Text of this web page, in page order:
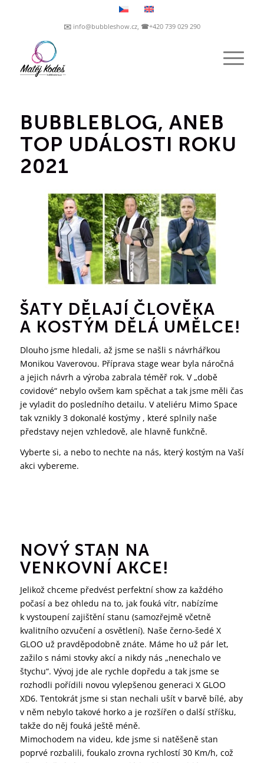
✉️ info@bubbleshow.cz, ☎+420 739 029 290
BUBBLEBLOG, ANEB
TOP UDÁLOSTI ROKU
2021
ŠATY DĚLAJÍ ČLOVĚKA
A KOSTÝM DĚLÁ UMĚLCE!
Dlouho jsme hledali, až jsme se našli s návrhářkou
Monikou Vaverovou. Příprava stage wear byla náročná
a jejich návrh a výroba zabrala téměř rok. V „době
covidové“ nebylo ovšem kam spěchat a tak jsme měli čas
je vyladit do posledního detailu. V ateliéru Mimo Space
tak vznikly 3 dokonalé kostýmy , které splnily naše
představy nejen vzhledově, ale hlavně funkčně.
Vyberte si, a nebo to nechte na nás, který kostým na Vaší
akci vybereme.
NOVÝ STAN NA
VENKOVNÍ AKCE!
Jelikož chceme předvést perfektní show za každého
počasí a bez ohledu na to, jak fouká vítr, nabízíme
k vystoupení zajištění stanu (samozřejmě včetně
kvalitního ozvučení a osvětlení). Naše černo-šedé X
GLOO už pravděpodobně znáte. Máme ho už pár let,
zažilo s námi stovky akcí a nikdy nás „nenechalo ve
štychu“. Vývoj jde ale rychle dopředu a tak jsme se
rozhodli pořídili novou vylepšenou generaci X GLOO
XD6. Tentokrát jsme si stan nechali ušít v barvě bílé, aby
v něm nebylo takové horko a je rozšířen o další stříšku,
takže do něj fouká ještě méně.
Mimochodem na videu, kde jsme si natěšeně stan
poprvé rozbalili, foukalo zrovna rychlostí 30 Km/h, což